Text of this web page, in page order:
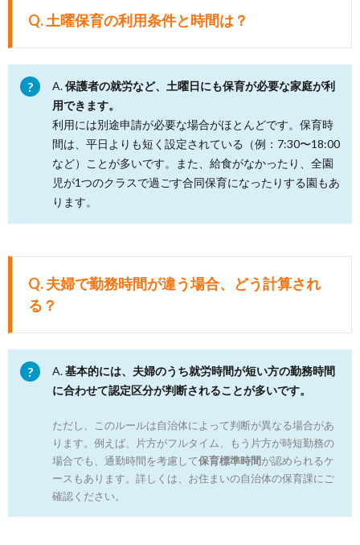
Q. 土曜保育の利用条件と時間は？
A.保護者の就労など、土曜日にも保育が必要な家庭が利
用できます。
利用には別途申請が必要な場合がほとんどです。保育時
間は、平日よりも短く設定されている（例：7:30〜18:00
など）ことが多いです。また、給食がなかったり、全園
児が1つのクラスで過ごす合同保育になったりする園もあ
ります。
Q. 夫婦で勤務時間が違う場合、どう計算され
る？
A.基本的には、夫婦のうち就労時間が短い方の勤務時間
に合わせて認定区分が判断されることが多いです。
ただし、このルールは自治体によって判断が異なる場合があ
ります。例えば、片方がフルタイム、もう片方が時短勤務の
場合でも、通勤時間を考慮して保育標準時間が認められるケ
ースもあります。詳しくは、お住まいの自治体の保育課にご
確認ください。